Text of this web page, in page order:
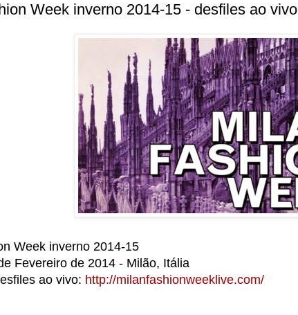
Week inverno 2014-15 - desfiles ao vivo
Week inverno 2014-15
Fevereiro de 2014 - Milão, Itália
ao vivo: http://milanfashionweeklive.com/